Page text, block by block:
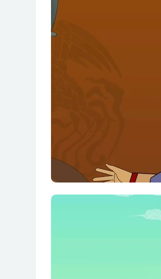
第26集 赤壁之战
第27集 郭子仪单骑说回纥
第95集 火烧藤甲兵
第96集 陈平离间项羽君臣
第97集 蒋干盗书